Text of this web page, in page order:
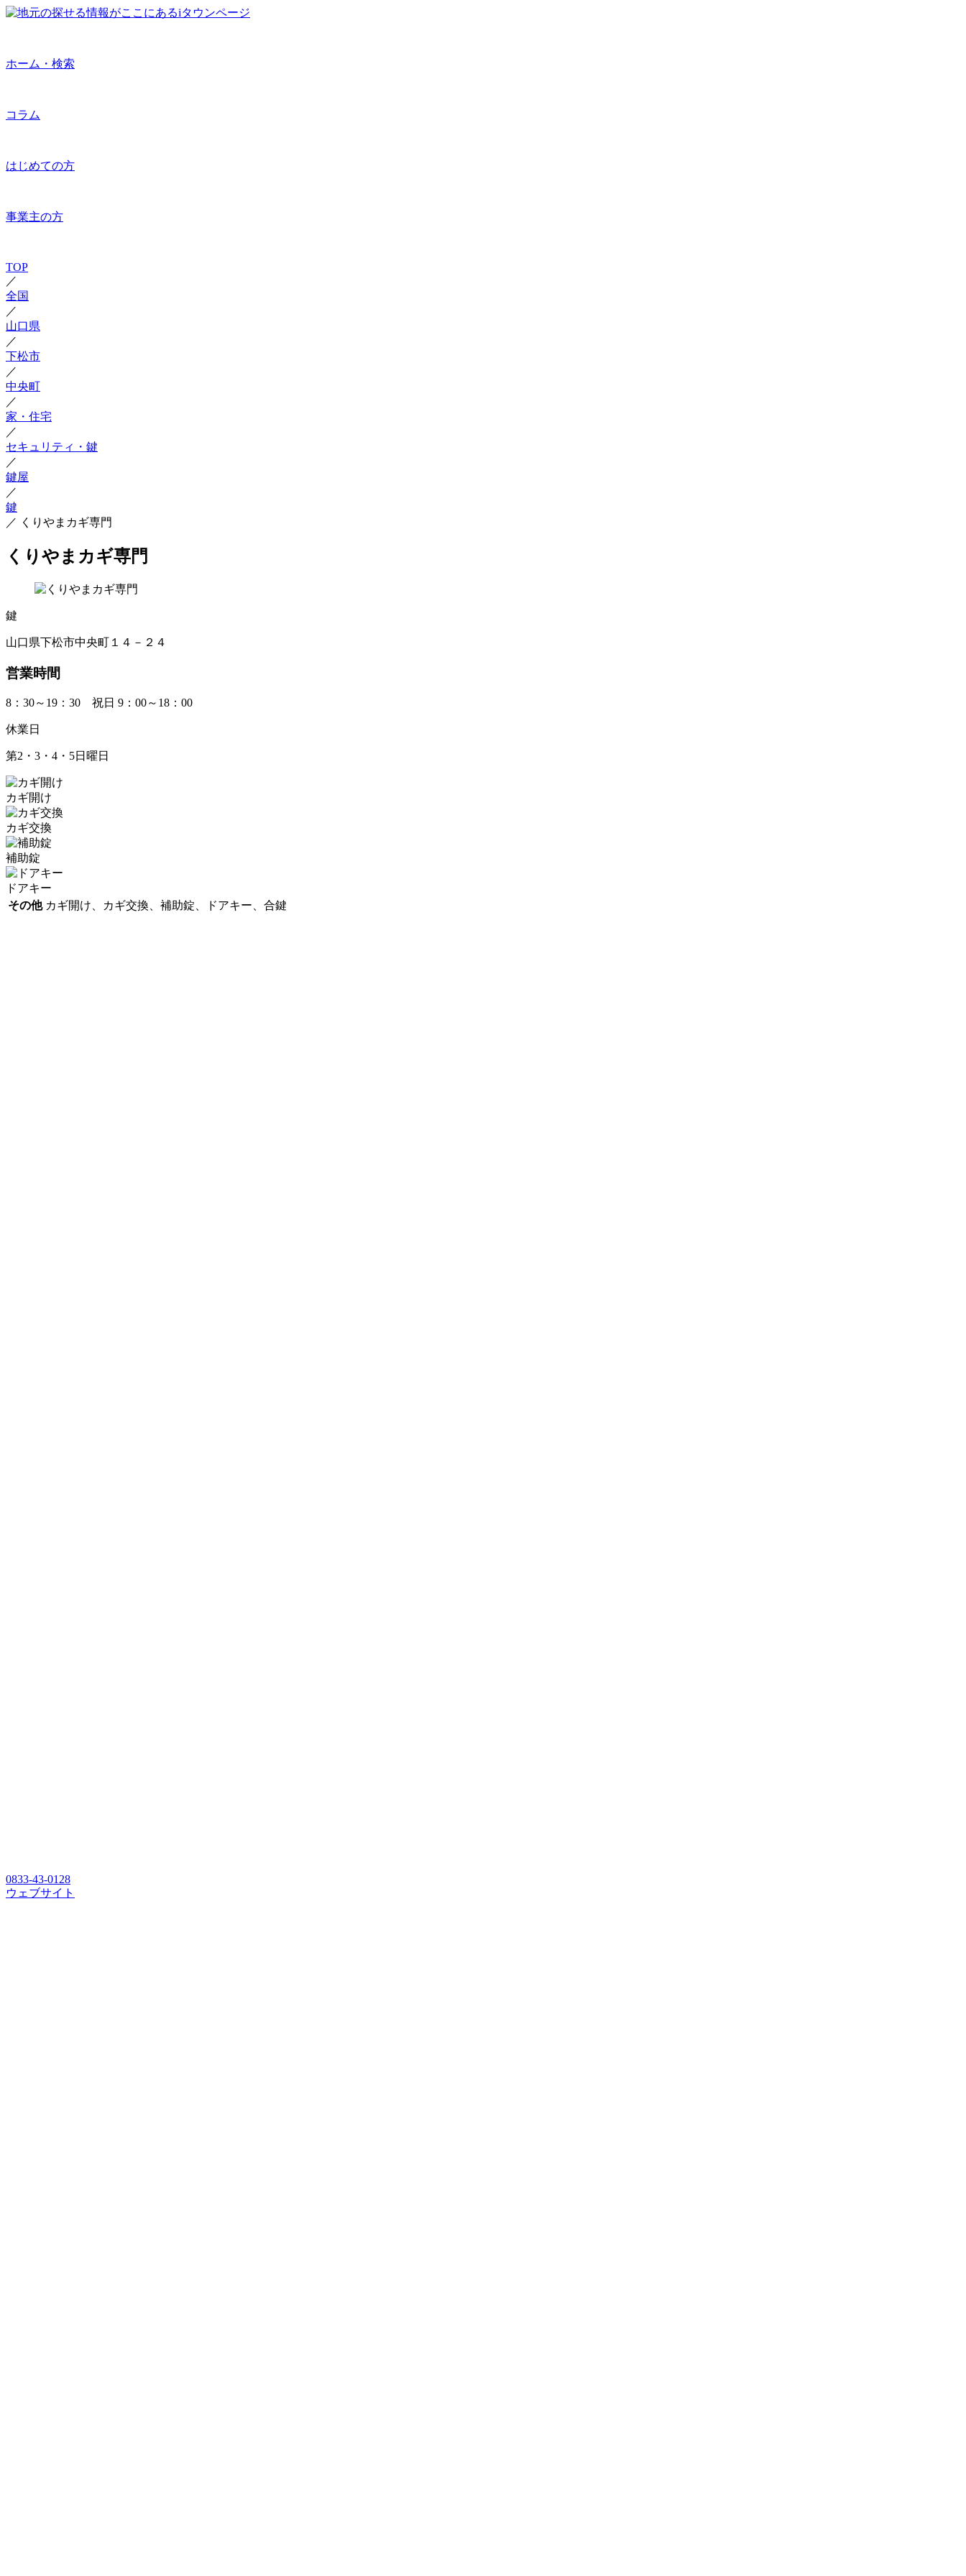
ホーム・検索
コラム
はじめての方
事業主の方
TOP
／
全国
／
山口県
／
下松市
／
中央町
／
家・住宅
／
セキュリティ・鍵
／
鍵屋
／
鍵
／ くりやまカギ専門
くりやまカギ専門
鍵
山口県下松市中央町１４－２４
営業時間
8：30～19：30 祝日 9：00～18：00
休業日
第2・3・4・5日曜日
カギ開け
カギ交換
補助錠
ドアキー
その他 カギ開け、カギ交換、補助錠、ドアキー、合鍵
0833-43-0128
ウェブサイト